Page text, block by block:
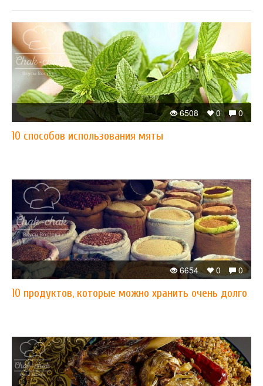
0
0
6508
10 способов использования мяты
0
0
6654
10 продуктов, которые можно хранить очень долго